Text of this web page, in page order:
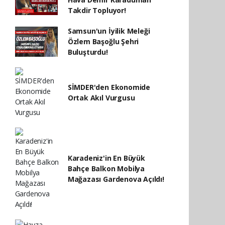
Takdir Topluyor!
Samsun'un İyilik Meleği
Özlem Başoğlu Şehri
Buluşturdu!
SİMDER'den Ekonomide
Ortak Akıl Vurgusu
Karadeniz'in En Büyük
Bahçe Balkon Mobilya
Mağazası Gardenova Açıldı!